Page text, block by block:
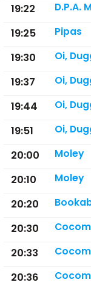
19:22 D.P.A.
19:25 Pipas
19:30 Oi,
19:37 Oi,
19:44 Oi,
19:51 Oi,
20:00 Moley
20:10 Moley
20:20
20:30
20:33
20:36